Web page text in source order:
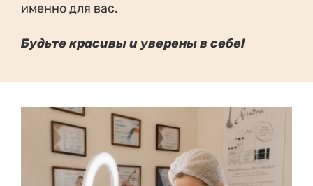
именно для вас.
Будьте красивы и уверены в себе!